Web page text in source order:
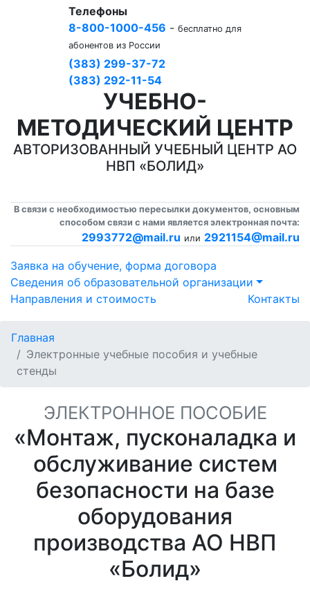
УЧЕБНО-
МЕТОДИЧЕСКИЙ ЦЕНТР
АВТОРИЗОВАННЫЙ УЧЕБНЫЙ ЦЕНТР АО
НВП «БОЛИД»
Телефоны
8-800-1000-456 - бесплатно для
абонентов из России
(383) 299-37-72
(383) 292-11-54
В связи с необходимостью пересылки документов, основным
способом связи с нами является электронная почта:
2993772@mail.ru или 2921154@mail.ru
Заявка на обучение, форма договора
Сведения об образовательной организации
Направления и стоимость
Контакты
Главная
Электронные учебные пособия и учебные
стенды
ЭЛЕКТРОННОЕ ПОСОБИЕ
«Монтаж, пусконаладка и
обслуживание систем
безопасности на базе
оборудования
производства АО НВП
«Болид»